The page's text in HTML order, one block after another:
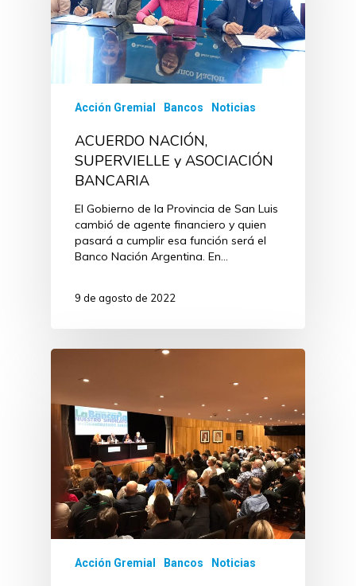
Acción Gremial Bancos Noticias
ACUERDO NACIÓN,
SUPERVIELLE y ASOCIACIÓN
BANCARIA
El Gobierno de la Provincia de San Luis
cambió de agente financiero y quien
pasará a cumplir esa función será el
Banco Nación Argentina. En…
9 de agosto de 2022
Acción Gremial Bancos Noticias